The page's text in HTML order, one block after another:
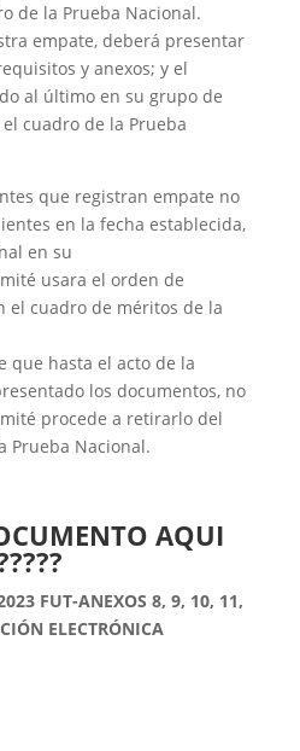
de la Prueba Nacional.
empate, deberá presentar
y anexos; y el
al último en su grupo de
cuadro de la Prueba
que registran empate no
en la fecha establecida,
en su
usara el orden de
el cuadro de méritos de la
que hasta el acto de la
los documentos, no
procede a retirarlo del
Prueba Nacional.
AQUI
FUT-ANEXOS 8, 9, 10, 11,
ELECTRÓNICA